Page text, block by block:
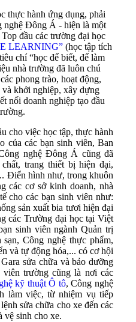
thực hành ứng dụng, phải
nghệ Đông Á - hiện là một
đầu các trường đại học
LEARNING” (học tập tích
chí “học để biết, để làm
nhà trường đã luôn chú
phong trào, hoạt động,
khởi nghiệp, xây dựng
nối doanh nghiệp tạo đầu
cho việc học tập, thực hành
của các bạn sinh viên, Ban
nghệ Đông Á cũng đã
trang thiết bị hiện đại,
Điển hình như, trong khuôn
các cơ sở kinh doanh, nhà
cho các bạn sinh viên như:
sản xuất bia tươi hiện đại
các Trường đại học tại Việt
sinh viên ngành Quản trị
Công nghệ thực phẩm,
và tự động hóa,... có cơ hội
sửa chữa và bảo dưỡng
trường cũng là nơi các
kỹ thuật Ô tô, Công nghệ
làm việc, từ nhiệm vụ tiếp
sửa chữa cho xe đến các
vệ sinh cho xe.